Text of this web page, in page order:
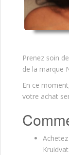
Prenez soin
de la marque
En ce
votre achat
Kruidvat.